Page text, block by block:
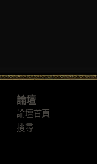
論壇
論壇首頁
搜尋